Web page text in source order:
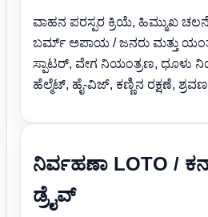
ವಾಹನ ಪರಸ್ಪರ ಕ್ರಿಯೆ, ಹಿಮ್ಮುಖ ಚಲನೆ,
ಬರ್ಮ್ ಅಪಾಯ / ಜನರು ಮತ್ತು
ಸ್ಪಾಟರ್, ವೇಗ ನಿಯಂತ್ರಣ, ಧೂಳು
ಹೆಲ್ಮೆಟ್, ಹೈ-ವಿಜ್, ಕಣ್ಣಿನ ರಕ್ಷಣೆ, ಶ್ರವಣ
ನಿರ್ವಹಣಾ LOTO /
ಡ್ರೈವ್